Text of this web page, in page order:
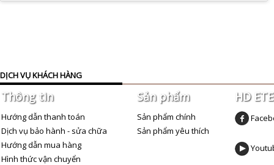
DỊCH VỤ KHÁCH HÀNG
Thông tin
Hướng dẫn thanh toán
Dịch vụ bảo hành - sửa chữa
Hướng dẫn mua hàng
Hình thức vận chuyển
Sản phẩm
Sản phẩm chính
Sản phẩm yêu thích
HD